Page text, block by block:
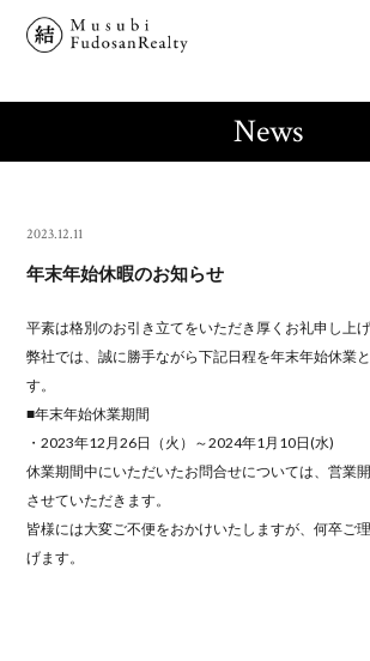
News
2023.12.11
年末年始休暇のお知らせ
平素は格別のお引き立てをいただき厚くお礼申し上げ
弊社では、誠に勝手ながら下記日程を年末年始休業
す。
■年末年始休業期間
・2023年12月26日（火）～2024年1月10日(水)
休業期間中にいただいたお問合せについては、営業
させていただきます。
皆様には大変ご不便をおかけいたしますが、何卒ご
げます。